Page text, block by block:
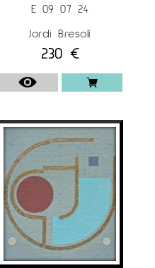
E 09 07 24
Jordi Bresolí
230 €